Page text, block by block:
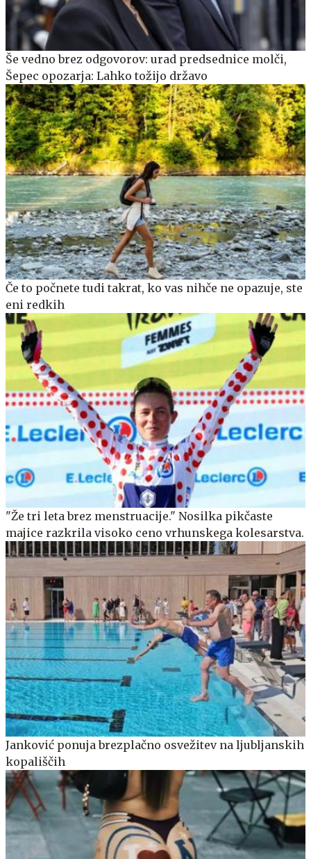
Še vedno brez odgovorov: urad predsednice molči,
Šepec opozarja: Lahko tožijo državo
Če to počnete tudi takrat, ko vas nihče ne opazuje, ste
eni redkih
"Že tri leta brez menstruacije." Nosilka pikčaste
majice razkrila visoko ceno vrhunskega kolesarstva.
Janković ponuja brezplačno osvežitev na ljubljanskih
kopališčih